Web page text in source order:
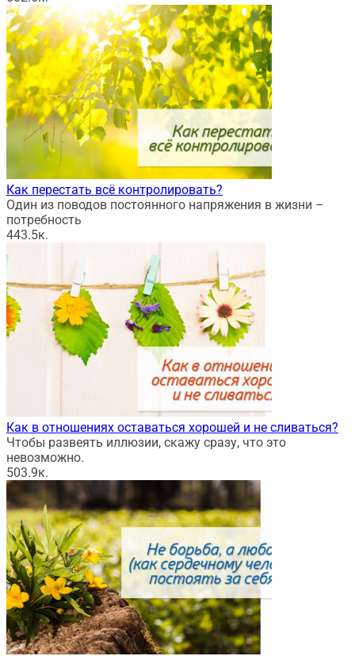
Как перестать всё контролировать?
Один из поводов постоянного напряжения в жизни –
потребность
443.5к.
Как в отношениях оставаться хорошей и не сливаться?
Чтобы развеять иллюзии, скажу сразу, что это
невозможно.
503.9к.